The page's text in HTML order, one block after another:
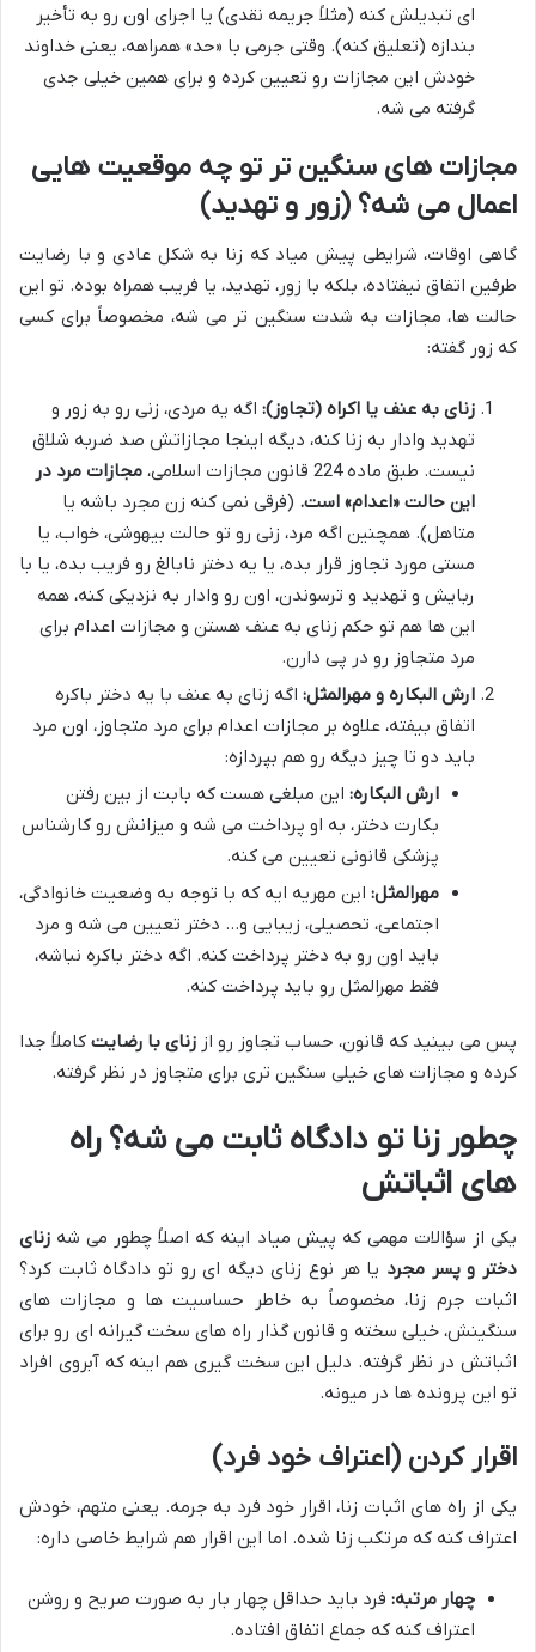
ای تبدیلش کنه (مثلاً جریمه نقدی) یا اجرای اون رو به تأخیر
بندازه (تعلیق کنه). وقتی جرمی با «حد» همراهه، یعنی خداوند
خودش این مجازات رو تعیین کرده و برای همین خیلی جدی
گرفته می شه.
مجازات های سنگین تر تو چه موقعیت هایی
اعمال می شه؟ (زور و تهدید)
گاهی اوقات، شرایطی پیش میاد که زنا به شکل عادی و با رضایت
طرفین اتفاق نیفتاده، بلکه با زور، تهدید، یا فریب همراه بوده. تو این
حالت ها، مجازات به شدت سنگین تر می شه، مخصوصاً برای کسی
که زور گفته:
زنای به عنف یا اکراه (تجاوز): اگه یه مردی، زنی رو به زور و
تهدید وادار به زنا کنه، دیگه اینجا مجازاتش صد ضربه شلاق
نیست. طبق ماده 224 قانون مجازات اسلامی،
مجازات مرد در
این حالت «اعدام» است. (فرقی نمی کنه زن مجرد باشه یا
متاهل). همچنین اگه مرد، زنی رو تو حالت بیهوشی، خواب، یا
مستی مورد تجاوز قرار بده، یا یه دختر نابالغ رو فریب بده، یا با
ربایش و تهدید و ترسوندن، اون رو وادار به نزدیکی کنه، همه
این ها هم تو حکم زنای به عنف هستن و مجازات اعدام برای
مرد متجاوز رو در پی دارن.
ارش البکاره و مهرالمثل: اگه زنای به عنف با یه دختر باکره
اتفاق بیفته، علاوه بر مجازات اعدام برای مرد متجاوز، اون مرد
باید دو تا چیز دیگه رو هم بپردازه:
ارش البکاره: این مبلغی هست که بابت از بین رفتن
بکارت دختر، به او پرداخت می شه و میزانش رو کارشناس
پزشکی قانونی تعیین می کنه.
مهرالمثل: این مهریه ایه که با توجه به وضعیت خانوادگی،
اجتماعی، تحصیلی، زیبایی و… دختر تعیین می شه و مرد
باید اون رو به دختر پرداخت کنه. اگه دختر باکره نباشه،
فقط مهرالمثل رو باید پرداخت کنه.
پس می بینید که قانون، حساب تجاوز رو از زنای با رضایت کاملاً جدا
کرده و مجازات های خیلی سنگین تری برای متجاوز در نظر گرفته.
چطور زنا تو دادگاه ثابت می شه؟ راه
های اثباتش
یکی از سؤالات مهمی که پیش میاد اینه که اصلاً چطور می شه زنای
دختر و پسر مجرد یا هر نوع زنای دیگه ای رو تو دادگاه ثابت کرد؟
اثبات جرم زنا، مخصوصاً به خاطر حساسیت ها و مجازات های
سنگینش، خیلی سخته و قانون گذار راه های سخت گیرانه ای رو برای
اثباتش در نظر گرفته. دلیل این سخت گیری هم اینه که آبروی افراد
تو این پرونده ها در میونه.
اقرار کردن (اعتراف خود فرد)
یکی از راه های اثبات زنا، اقرار خود فرد به جرمه. یعنی متهم، خودش
اعتراف کنه که مرتکب زنا شده. اما این اقرار هم شرایط خاصی داره:
چهار مرتبه: فرد باید حداقل چهار بار به صورت صریح و روشن
اعتراف کنه که جماع اتفاق افتاده.